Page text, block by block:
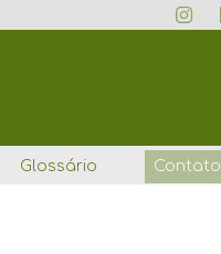
I
n
m
Glossário Contato